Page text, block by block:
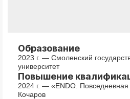
Образование
2023 г. — Смоленский
университет
Повышение
2024 г. — «ENDO.
Кочаров